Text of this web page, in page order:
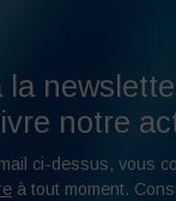
la
notre
ci-dessus, vous
à tout moment.